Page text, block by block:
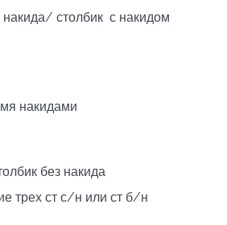
накида/ столбик с накидом
накидами
без накида
трех ст с/н или ст б/н